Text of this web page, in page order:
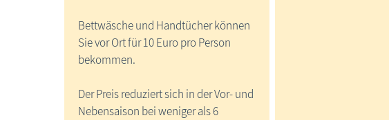
Bettwäsche und Handtücher können
Sie vor Ort für 10 Euro pro Person
bekommen.
Der Preis reduziert sich in der Vor- und
Nebensaison bei weniger als 6